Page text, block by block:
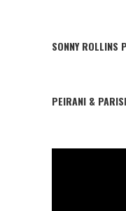
SONNY ROLLINS
PEIRANI &